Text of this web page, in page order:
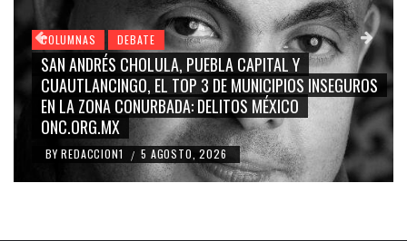
INSEGUROS
COLUMNAS DEBATE
GRACE PALOMARES, NAY SALVATORI,
CARMEN SALINAS “LA CORCHOLATA”,
BLANCO, SILVIA PINAL: LA TRIVIALIZACIÓN
RIDICULIZACIÓN DE LA REPRESENTACIÓN
BY REDACCION1 4 AGOSTO, 2026